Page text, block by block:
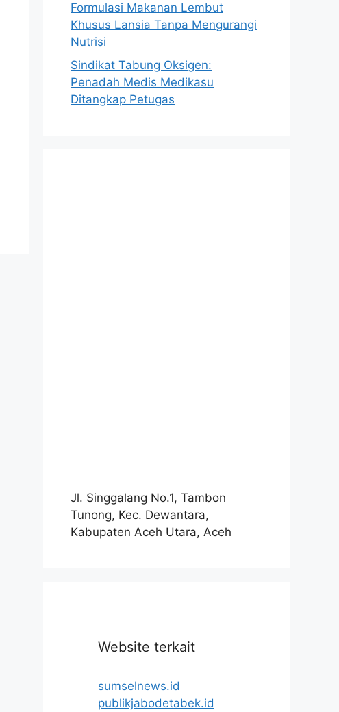
Formulasi Makanan Lembut
Khusus Lansia Tanpa Mengurangi
Nutrisi
Sindikat Tabung Oksigen:
Penadah Medis Medikasu
Ditangkap Petugas
Jl. Singgalang No.1, Tambon
Tunong, Kec. Dewantara,
Kabupaten Aceh Utara, Aceh
Website terkait
sumselnews.id
publikjabodetabek.id